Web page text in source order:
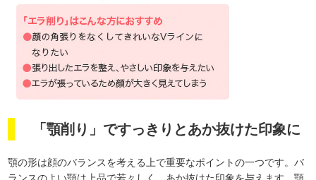
「顎削り」ですっきりとあか抜けた印象に
顎の形は顔のバランスを考える上で重要なポイントの一つです。バ
ランスのよい顎は上品で若々しく、あか抜けた印象を与えます。顎